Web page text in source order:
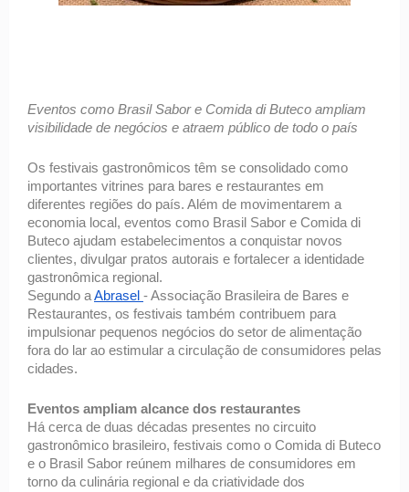
Eventos como Brasil Sabor e Comida di Buteco ampliam
visibilidade de negócios e atraem público de todo o país
Os festivais gastronômicos têm se consolidado como
importantes vitrines para bares e restaurantes em
diferentes regiões do país. Além de movimentarem a
economia local, eventos como Brasil Sabor e Comida di
Buteco ajudam estabelecimentos a conquistar novos
clientes, divulgar pratos autorais e fortalecer a identidade
gastronômica regional.
Segundo a Abrasel - Associação Brasileira de Bares e
Restaurantes, os festivais também contribuem para
impulsionar pequenos negócios do setor de alimentação
fora do lar ao estimular a circulação de consumidores pelas
cidades.
Eventos ampliam alcance dos restaurantes
Há cerca de duas décadas presentes no circuito
gastronômico brasileiro, festivais como o Comida di Buteco
e o Brasil Sabor reúnem milhares de consumidores em
torno da culinária regional e da criatividade dos